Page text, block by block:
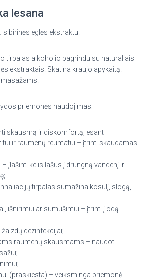
lesana
eglės ekstraktu.
tirpalas alkoholio pagrindu su natūraliais
ekstraktais. Skatina kraujo apykaitą.
priemonės naudojimas:
skausmą ir diskomfortą, esant
ir raumenų reumatui – įtrinti skaudamas
– įlašinti kelis lašus į drungną vandenį ir
tirpalas sumažina kosulį, slogą,
išnirimui ar sumušimui – įtrinti į odą
dezinfekcijai;
raumenų skausmams – naudoti
(praskiesta) – veiksminga priemonė